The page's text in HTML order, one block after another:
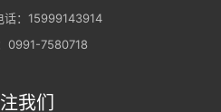
话：15999143914
0991-7580718
我们